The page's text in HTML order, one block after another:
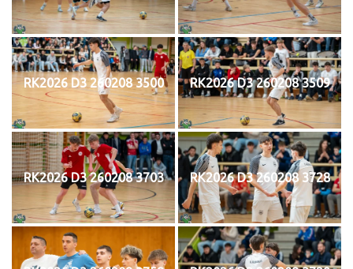
RK2026 D3 260208 3500 RK2026 D3 260208 3509
RK2026 D3 260208 3703 RK2026 D3 260208 3728